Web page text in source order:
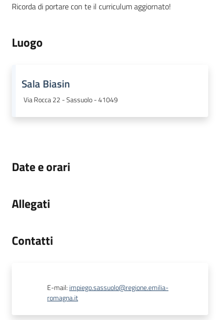
Ricorda di portare con te il curriculum aggiornato!
Luogo
Sala Biasin
Via Rocca 22 - Sassuolo - 41049
Date e orari
Allegati
Contatti
E-mail: impiego.sassuolo@regione.emilia-
romagna.it